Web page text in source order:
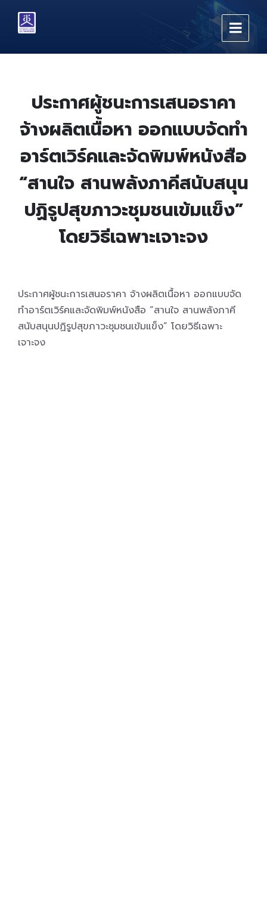
content
main
footer
ประกาศผู้ชนะการเสนอราคา
จ้างผลิตเนื้อหา ออกแบบจัดทำ
อาร์ตเวิร์คและจัดพิมพ์หนังสือ
“สานใจ สานพลังภาคีสนับสนุน
ปฏิรูปสุขภาวะชุมชนเข้มแข็ง”
โดยวิธีเฉพาะเจาะจง
ประกาศผู้ชนะการเสนอราคา จ้างผลิตเนื้อหา ออกแบบจัด
ทำอาร์ตเวิร์คและจัดพิมพ์หนังสือ “สานใจ สานพลังภาคี
สนับสนุนปฏิรูปสุขภาวะชุมชนเข้มแข็ง” โดยวิธีเฉพาะ
เจาะจง